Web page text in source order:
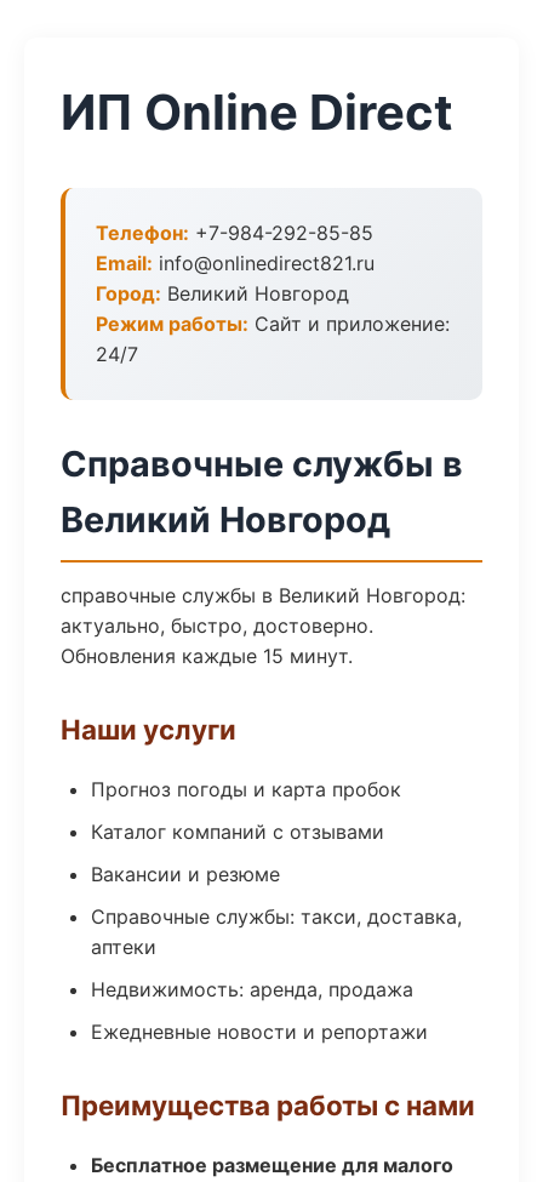
ИП Online Direct
Телефон: +7-984-292-85-85
Email: info@onlinedirect821.ru
Город: Великий Новгород
Режим работы: Сайт и приложение:
24/7
Справочные службы в
Великий Новгород
справочные службы в Великий Новгород:
актуально, быстро, достоверно.
Обновления каждые 15 минут.
Наши услуги
Прогноз погоды и карта пробок
Каталог компаний с отзывами
Вакансии и резюме
Справочные службы: такси, доставка,
аптеки
Недвижимость: аренда, продажа
Ежедневные новости и репортажи
Преимущества работы с нами
Бесплатное размещение для малого